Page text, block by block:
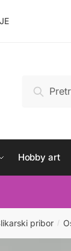
Pretraži
Hobby art
pribor /